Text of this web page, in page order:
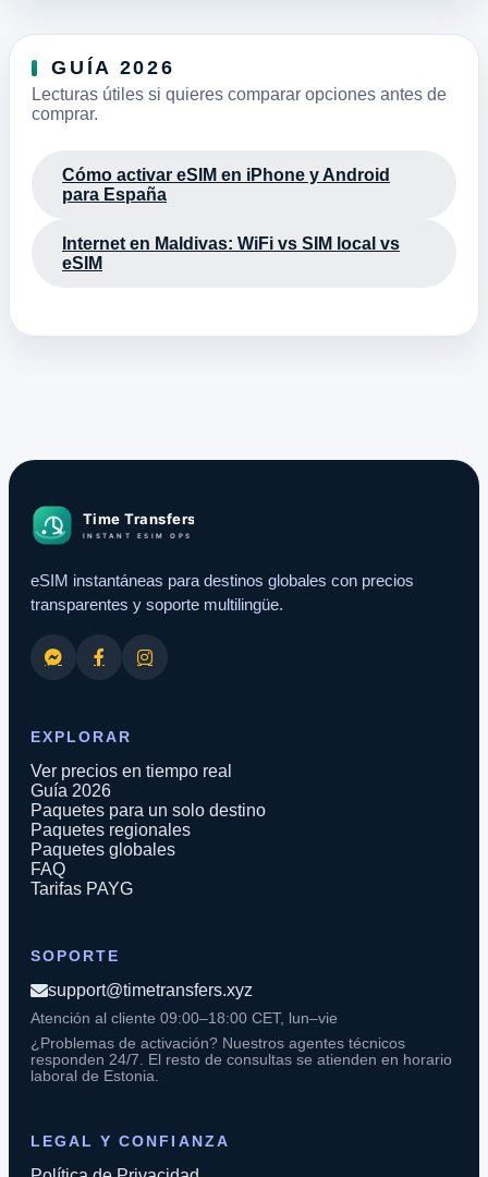
GUÍA 2026
Lecturas útiles si quieres comparar opciones antes de
comprar.
Cómo activar eSIM en iPhone y Android
para España
Internet en Maldivas: WiFi vs SIM local vs
eSIM
eSIM instantáneas para destinos globales con precios
transparentes y soporte multilingüe.
EXPLORAR
Ver precios en tiempo real
Guía 2026
Paquetes para un solo destino
Paquetes regionales
Paquetes globales
FAQ
Tarifas PAYG
SOPORTE
support@timetransfers.xyz
Atención al cliente 09:00–18:00 CET, lun–vie
¿Problemas de activación? Nuestros agentes técnicos
responden 24/7. El resto de consultas se atienden en horario
laboral de Estonia.
LEGAL Y CONFIANZA